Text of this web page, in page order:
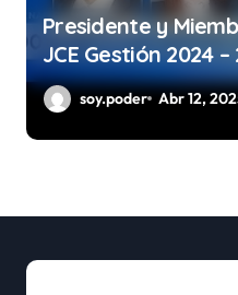
Presidente y
JCE Gestión 2024 –
soy.poder Abr 12,